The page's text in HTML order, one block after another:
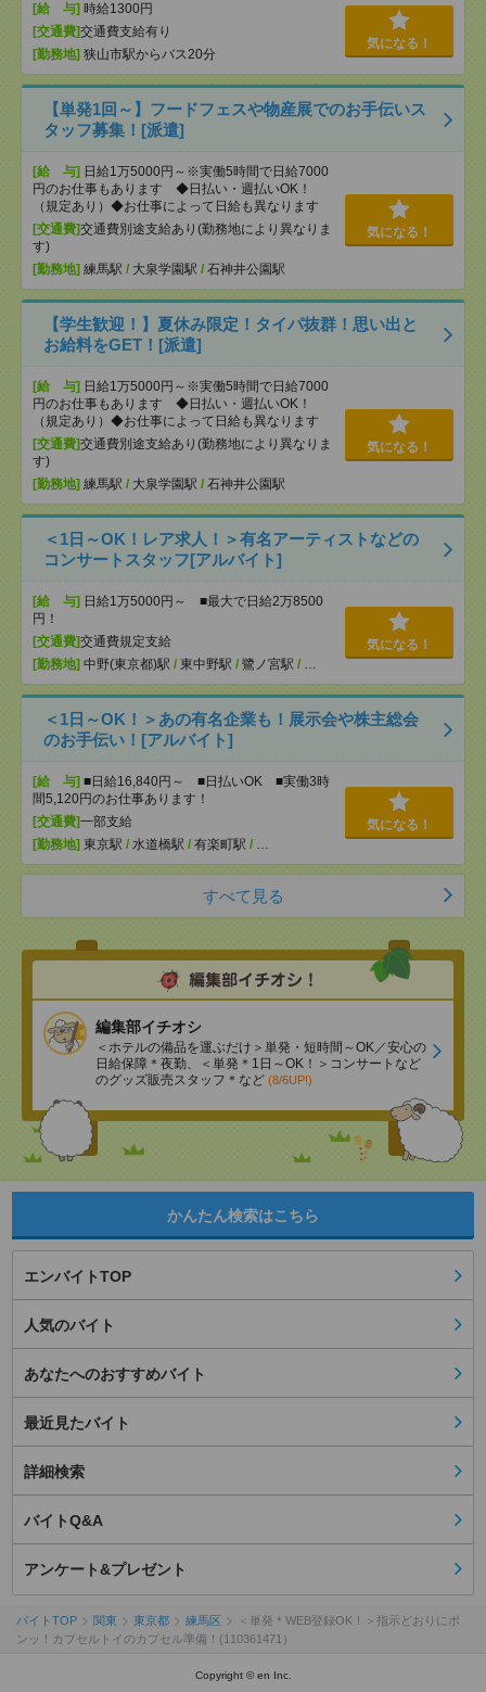
[給 与] 時給1300円
[交通費]交通費支給有り
[勤務地] 狭山市駅からバス20分
気になる！
【単発1回～】フードフェスや物産展でのお手伝いス
タッフ募集！[派遣]
[給 与] 日給1万5000円～※実働5時間で日給7000
円のお仕事もあります ◆日払い・週払いOK！
（規定あり）◆お仕事によって日給も異なります
[交通費]交通費別途支給あり(勤務地により異なりま
す)
[勤務地] 練馬駅 / 大泉学園駅 / 石神井公園駅
気になる！
【学生歓迎！】夏休み限定！タイパ抜群！思い出と
お給料をGET！[派遣]
[給 与] 日給1万5000円～※実働5時間で日給7000
円のお仕事もあります ◆日払い・週払いOK！
（規定あり）◆お仕事によって日給も異なります
[交通費]交通費別途支給あり(勤務地により異なりま
す)
[勤務地] 練馬駅 / 大泉学園駅 / 石神井公園駅
気になる！
＜1日～OK！レア求人！＞有名アーティストなどの
コンサートスタッフ[アルバイト]
[給 与] 日給1万5000円～ ■最大で日給2万8500
円！
[交通費]交通費規定支給
[勤務地] 中野(東京都)駅 / 東中野駅 / 鷺ノ宮駅 / …
気になる！
＜1日～OK！＞あの有名企業も！展示会や株主総会
のお手伝い！[アルバイト]
[給 与] ■日給16,840円～ ■日払いOK ■実働3時
間5,120円のお仕事あります！
[交通費]一部支給
[勤務地] 東京駅 / 水道橋駅 / 有楽町駅 / …
気になる！
すべて見る
編集部イチオシ
＜ホテルの備品を運ぶだけ＞単発・短時間～OK／安心の
日給保障＊夜勤、＜単発＊1日～OK！＞コンサートなど
のグッズ販売スタッフ＊など (8/6UP!)
かんたん検索はこちら
エンバイトTOP
人気のバイト
あなたへのおすすめバイト
最近見たバイト
詳細検索
バイトQ&A
アンケート&プレゼント
バイトTOP 関東 東京都 練馬区
＜単発＊WEB登録OK！＞指示どおりにポ
ンッ！カプセルトイのカプセル準備！(110361471）
Copyright © en Inc.